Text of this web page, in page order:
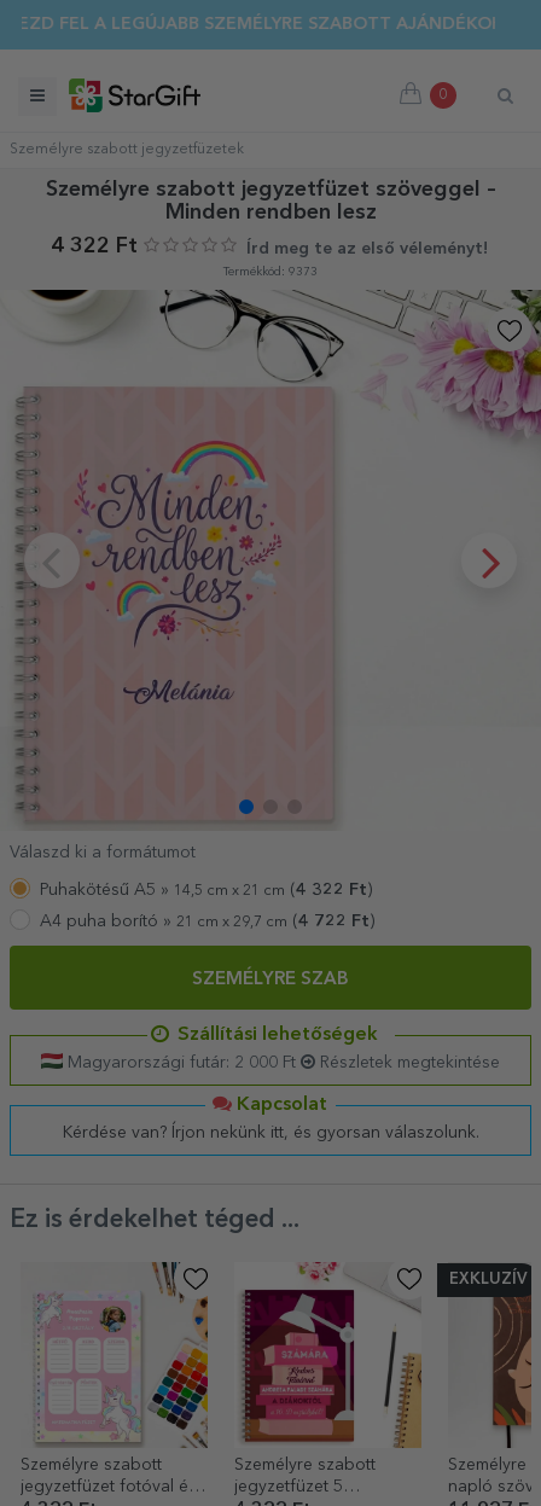
KIÁRUSÍTÁS 🌴 AKÁR 40%-OS KEDVEZMÉNY TÖBB MINT
0
Személyre szabott jegyzetfüzetek
Személyre szabott jegyzetfüzet szöveggel –
Minden rendben lesz
4 322 Ft
Írd meg te az első véleményt!
Termékkód: 9373
Válaszd ki a formátumot
Puhakötésű A5 » 14,5 cm x 21 cm (4 322 Ft )
A4 puha borító » 21 cm x 29,7 cm (4 722 Ft)
SZEMÉLYRE SZAB
Szállítási lehetőségek
Magyarországi futár: 2 000 Ft Részletek megtekintése
Kapcsolat
Kérdése van? Írjon nekünk itt, és gyorsan válaszolunk.
Ez is érdekelhet téged ...
Személyre szabott
jegyzetfüzet fotóval és
Személyre szabott
jegyzetfüzet 5
EXKLUZÍV
Személyre
napló